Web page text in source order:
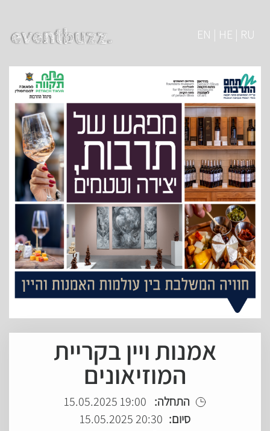
EN | HE | RU
אמנות ויין בקריית
המוזיאונים
התחלה: 19:00 15.05.2025
סיום: 20:30 15.05.2025